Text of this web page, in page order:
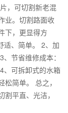
，可切割新老混
业。切割路面收
下，更显得方
适、简单。 2、加
节省维修成本：
、可拆卸式的水箱
简单。 总之，
平直、光洁，